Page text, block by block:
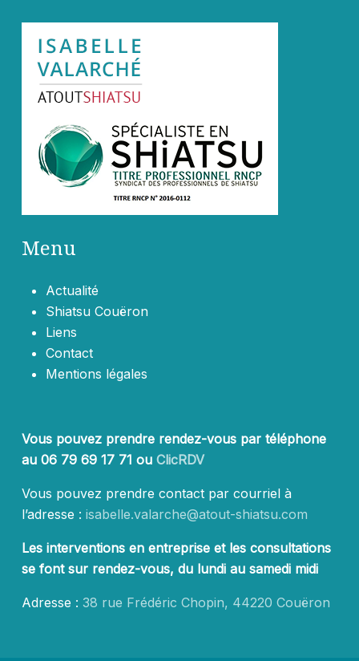
Menu
Actualité
Shiatsu Couëron
Liens
Contact
Mentions légales
Vous pouvez prendre rendez-vous par téléphone
au 06 79 69 17 71 ou ClicRDV
Vous pouvez prendre contact par courriel à
l’adresse : isabelle.valarche@atout-shiatsu.com
Les interventions en entreprise et les consultations
se font sur rendez-vous, du lundi au samedi midi
Adresse : 38 rue Frédéric Chopin, 44220 Couëron